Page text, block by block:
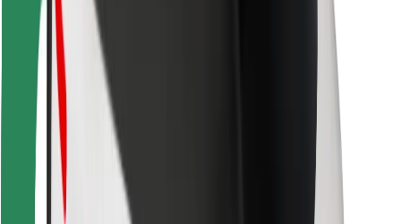
Soporte
Para usuarios
Para conductores
Para repartidores
Bolt Food
Para propietarios de flota
Para restaurantes